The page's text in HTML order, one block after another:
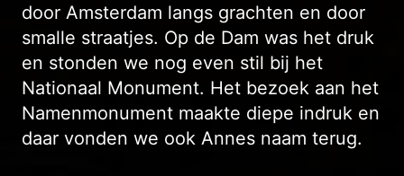
door Amsterdam langs grachten en door
smalle straatjes. Op de Dam was het druk
en stonden we nog even stil bij het
Nationaal Monument. Het bezoek aan het
Namenmonument maakte diepe indruk en
daar vonden we ook Annes naam terug.